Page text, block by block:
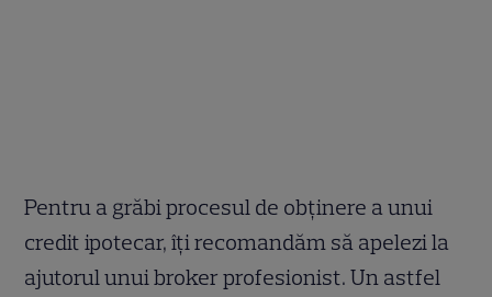
Pentru a grăbi procesul de obținere a unui
credit ipotecar, îți recomandăm să apelezi la
ajutorul unui broker profesionist. Un astfel